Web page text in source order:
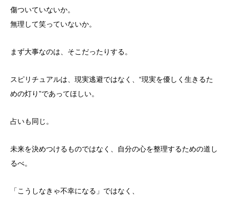
傷ついていないか。
無理して笑っていないか。
まず大事なのは、そこだったりする。
スピリチュアルは、現実逃避ではなく、“現実を優しく生きるた
めの灯り”であってほしい。
占いも同じ。
未来を決めつけるものではなく、
自分の心を整理するための道し
るべ。
「こうしなきゃ不幸になる」ではなく、